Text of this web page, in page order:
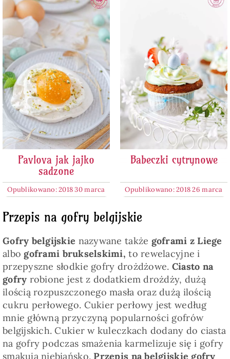
Pavlova jak jajko
sadzone
Opublikowano: 2018 30 marca
Babeczki cytrynowe
Opublikowano: 2018 26 marca
Przepis na gofry belgijskie
Gofry belgijskie nazywane także goframi z Liege
albo goframi brukselskimi,to rewelacyjne i
przepyszne słodkie gofry drożdżowe. Ciasto na
gofry robione jest z dodatkiem drożdży, dużą
ilością rozpuszczonego masła oraz dużą ilością
cukru perłowego. Cukier perłowy jest według
mnie główną przyczyną popularności gofrów
belgijskich. Cukier w kuleczkach dodany do ciasta
na gofry podczas smażenia karmelizuje się i gofry
smakują niebiańsko. Przepis na belgijskie gofry